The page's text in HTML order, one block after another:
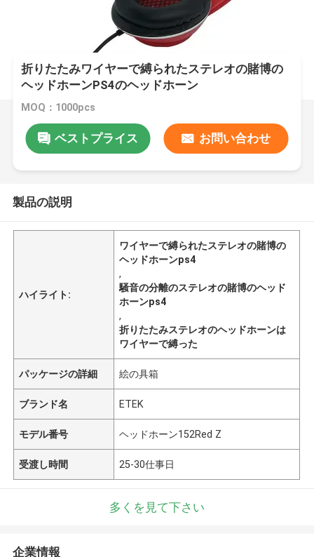
折りたたみワイヤーで縛られたステレオの賭博の
ヘッドホーンPS4のヘッドホーン
MOQ：1000pcs
ベストプライス お問い合わせ
製品の説明
ハイライト:
ワイヤーで縛られたステレオの賭博の
ヘッドホーンps4
,
騒音の分離のステレオの賭博のヘッド
ホーンps4
,
折りたたみステレオのヘッドホーンは
ワイヤーで縛った
パッケージの詳細 絵の具箱
ブランド名 ETEK
モデル番号 ヘッドホーン152Red Z
受渡し時間 25-30仕事日
多くを見て下さい
企業情報